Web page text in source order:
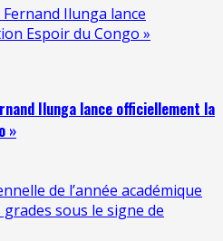
Ilunga lance
Espoir du Congo »
Ilunga lance officiellement la
»
de l’année académique
sous le signe de